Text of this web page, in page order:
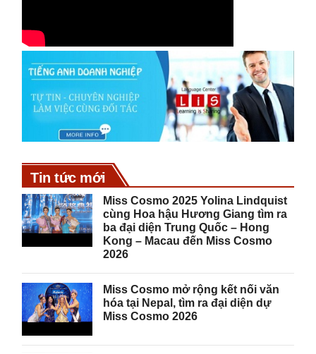
Tin tức mới
Miss Cosmo 2025 Yolina Lindquist
cùng Hoa hậu Hương Giang tìm ra
ba đại diện Trung Quốc – Hong
Kong – Macau đến Miss Cosmo
2026
Miss Cosmo mở rộng kết nối văn
hóa tại Nepal, tìm ra đại diện dự
Miss Cosmo 2026